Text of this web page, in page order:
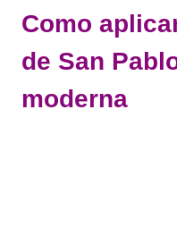
Como
de San
moderna